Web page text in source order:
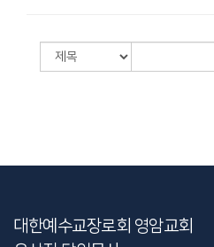
대한예수교장로회 영암교회